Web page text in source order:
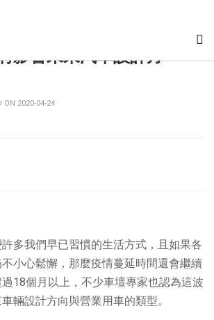
影響未來汽車設計方
ON 2020-04-24
多我們早已習慣的生活方式，且如果各
小心鬆懈，那麼疫情蔓延時間還會繼續
18個月以上，不少車壇專家也認為這波
輛設計方向與營業用車的類型。